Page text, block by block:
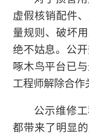
虚假核销配件
量规则、破坏
绝不姑息。公
啄木鸟平台已
工程师解除合作
公示维修
都带来了明显